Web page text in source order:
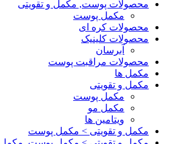
محصولات پوست, مکمل و تقویتی
مکمل پوست
محصولات کره ای
محصولات کلینیک
آبرسان
محصولات مراقبت پوست
مکمل ها
مکمل و تقویتی
مکمل پوست
مکمل مو
ویتامین ها
مکمل و تقویتی > مکمل پوست